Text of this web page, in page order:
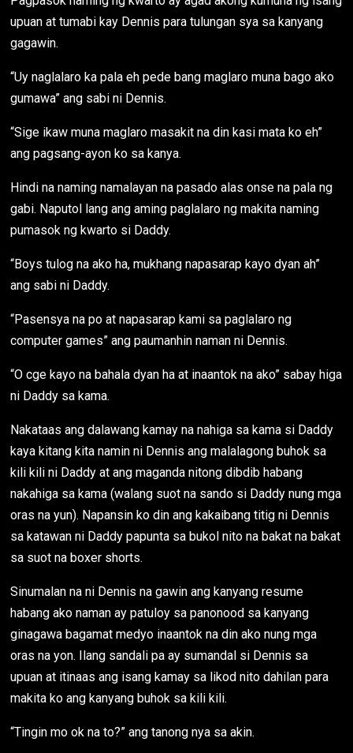
upuan at tumabi kay Dennis para tulungan sya sa kanyang
gagawin.
“Uy naglalaro ka pala eh pede bang maglaro muna bago ako
gumawa” ang sabi ni Dennis.
“Sige ikaw muna maglaro masakit na din kasi mata ko eh”
ang pagsang-ayon ko sa kanya.
Hindi na naming namalayan na pasado alas onse na pala ng
gabi. Naputol lang ang aming paglalaro ng makita naming
pumasok ng kwarto si Daddy.
“Boys tulog na ako ha, mukhang napasarap kayo dyan ah”
ang sabi ni Daddy.
“Pasensya na po at napasarap kami sa paglalaro ng
computer games” ang paumanhin naman ni Dennis.
“O cge kayo na bahala dyan ha at inaantok na ako” sabay higa
ni Daddy sa kama.
Nakataas ang dalawang kamay na nahiga sa kama si Daddy
kaya kitang kita namin ni Dennis ang malalagong buhok sa
kili kili ni Daddy at ang maganda nitong dibdib habang
nakahiga sa kama (walang suot na sando si Daddy nung mga
oras na yun). Napansin ko din ang kakaibang titig ni Dennis
sa katawan ni Daddy papunta sa bukol nito na bakat na bakat
sa suot na boxer shorts.
Sinumalan na ni Dennis na gawin ang kanyang resume
habang ako naman ay patuloy sa panonood sa kanyang
ginagawa bagamat medyo inaantok na din ako nung mga
oras na yon. Ilang sandali pa ay sumandal si Dennis sa
upuan at itinaas ang isang kamay sa likod nito dahilan para
makita ko ang kanyang buhok sa kili kili.
“Tingin mo ok na to?” ang tanong nya sa akin.